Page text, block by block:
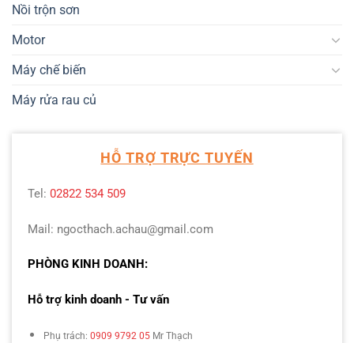
Nồi trộn sơn
Motor
Máy chế biến
Máy rửa rau củ
HỖ TRỢ TRỰC TUYẾN
Tel: 02822 534 509
Mail: ngocthach.achau@gmail.com
PHÒNG KINH DOANH:
Hỗ trợ kinh doanh - Tư vấn
Phụ trách: 0909 9792 05 Mr Thạch